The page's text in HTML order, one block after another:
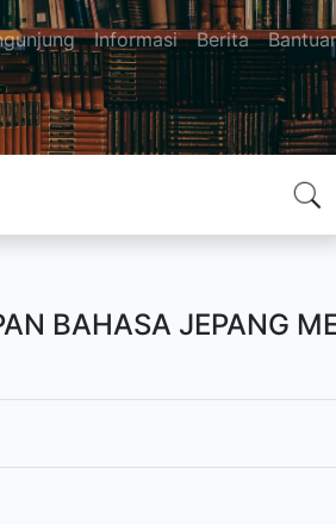
Informasi Berita
BAHASA JEPANG